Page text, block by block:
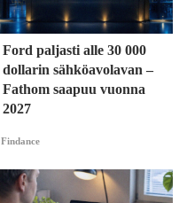
Ford paljasti alle 30 000
dollarin sähköavolavan –
Fathom saapuu vuonna
2027
Findance